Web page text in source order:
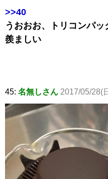
>>40
うおおお、トリコンパッ
羨ましい
45: 名無しさん 2017/05/28(